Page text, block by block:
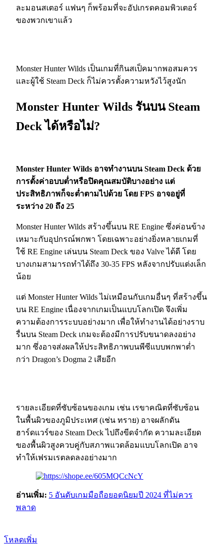
ละมอนสเตอร์ แฟนๆ ก็พร้อมที่จะอัปเกรดคอมพิวเตอร์
ของพวกเขาแล้ว
Monster Hunter Wilds เป็นเกมที่กินสเป็คมากพอสมควร
และผู้ใช้ Steam Deck ก็ไม่ควรตั้งความหวังไว้สูงนัก
Monster Hunter Wilds รันบน Steam
Deck ได้หรือไม่?
Monster Hunter Wilds อาจทำงานบน Steam Deck ด้วย
การตั้งค่าอบบต่ำหรือปิดคุณสมบัติบางอย่าง แต่
ประสิทธิภาพก็จะต่ำตามไปด้วย โดย FPS อาจอยู่ที่
ระหว่าง 20 ถึง 25
Monster Hunter Wilds สร้างขึ้นบน RE Engine ซึ่งค่อนข้าง
เหมาะกับอุปกรณ์พกพา โดยเฉพาะอย่างยิ่งหลายเกมที่
ใช้ RE Engine เล่นบน Steam Deck ของ Valve ได้ดี โดย
บางเกมสามารถทำได้ถึง 30-35 FPS หลังจากปรับแต่งเล็ก
น้อย
แต่ Monster Hunter Wilds ไม่เหมือนกับเกมอื่นๆ ที่สร้างขึ้น
บน RE Engine เนื่องจากเกมเป็นแบบโลกเปิด จึงเพิ่ม
ความต้องการระบบอย่างมาก เพื่อให้ทำงานได้อย่างราบ
รื่นบน Steam Deck เกมจะต้องมีการปรับขนาดลงอย่าง
มาก ซึ่งอาจส่งผลให้ประสิทธิภาพบนพีซีแบบพกพาต่ำ
กว่า Dragon’s Dogma 2 เสียอีก
รายละเอียดที่ซับซ้อนของเกม เช่น เรขาคณิตที่ซับซ้อน
ในพื้นผิวของภูมิประเทศ (เช่น ทราย) อาจผลักดัน
ฮาร์ดแวร์ของ Steam Deck ไปถึงขีดจำกัด ความละเอียด
ของพื้นผิวสูงควบคู่กับสภาพแวดล้อมแบบโลกเปิด อาจ
ทำให้เฟรมเรตลดลงอย่างมาก
อ่านเพิ่ม: 5 อันดับเกมมือถือยอดนิยมปี 2024 ที่ไม่ควร
พลาด
โหลดเพิ่ม